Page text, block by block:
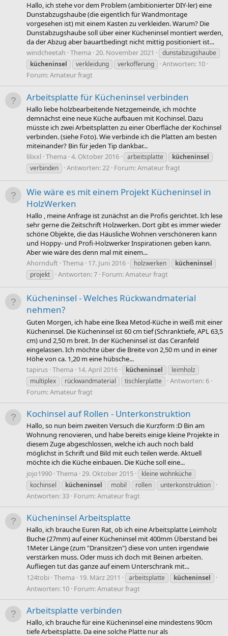
Hallo, ich stehe vor dem Problem (ambitionierter DIY-ler) eine
Dunstabzugshaube (die eigentlich für Wandmontage
vorgesehen ist) mit einem Kasten zu verkleiden. Warum? Die
Dunstabzugshaube soll über einer Kücheninsel montiert werden,
da der Abzug aber bauartbedingt nicht mittig positioniert ist...
windcheetah Thema 20. November 2021
dunstabzugshaube
kücheninsel
verkleidung verkofferung
Antworten: 10
Forum:Amateur fragt
Arbeitsplatte für Kücheninsel verbinden
Hallo liebe holzbearbeitende Netzgemeinde, ich möchte
demnächst eine neue Küche aufbauen mit Kochinsel. Dazu
müsste ich zwei Arbeitsplatten zu einer Oberfläche der Kochinsel
verbinden. (siehe Foto). Wie verbinde ich die Platten am besten
miteinander? Bin für jeden Tip dankbar...
lilixxl Thema 4. Oktober 2016 arbeitsplatte
kücheninsel
verbinden
Antworten: 22 Forum:Amateur fragt
Wie wäre es mit einem Projekt Kücheninsel in
HolzWerken
Hallo , meine Anfrage ist zunächst an die Profis gerichtet. Ich lese
sehr gerne die Zeitschrift Holzwerken. Dort gibt es immer wieder
schöne Objekte, die das Häusliche Wohnen verschöneren kann
und Hoppy- und Profi-Holzwerker Inspirationen geben kann.
Aber wie wäre des denn mal mit einem...
Ahornduft Thema 17. Juni 2016 holzwerken
kücheninsel
projekt
Antworten: 7 Forum:Amateur fragt
Kücheninsel - Welches Rückwandmaterial
nehmen?
Guten Morgen, ich habe eine Ikea Metod-Küche in weiß mit einer
Kücheninsel. Die Kücheninsel ist 60 cm tief (Schranktiefe, APL 63,5
cm) und 2,50 m breit. In der Kücheninsel ist das Ceranfeld
eingelassen. Ich möchte über die Breite von 2,50 m und in einer
Höhe von ca. 1,20 m eine hübsche...
tapirus Thema 14. April 2016 kücheninsel
leimholz
multiplex
rückwandmaterial tischlerplatte
Antworten: 6
Forum:Amateur fragt
Kochinsel auf Rollen - Unterkonstruktion
Hallo, so nun beim zweiten Versuch die Kurzform :D Bin am
Wohnung renovieren, und habe bereits einige kleine Projekte in
diesem Zuge abgeschlossen, welche ich auch noch bald
möglichst in Schrift und Bild mit euch teilen werde. Aktuell
möchte ich die Küche einbauen. Die Küche soll eine...
jojo1990 Thema 29. Oktober 2015
kleine wohnküche
kochinsel
kücheninsel mobil rollen unterkonstruktion
Antworten: 33 Forum:Amateur fragt
Kücheninsel Arbeitsplatte
Hallo, ich brauche Euren Rat, ob ich eine Arbeitsplatte Leimholz
Buche (27mm) auf einer Kücheninsel mit 400mm Überstand bei
1Meter Länge (zum "Dransitzen") diese von unten irgendwie
verstärken muss. Oder muss ich doch mit Beinen arbeiten.
Aufliegen tut das ganze auf einem Unterschrank mit...
124tobi Thema 19. März 2011 arbeitsplatte kücheninsel
Antworten: 10 Forum:Amateur fragt
Arbeitsplatte verbinden
Hallo, ich brauche für eine Kücheninsel eine mindestens 90cm
tiefe Arbeitsplatte. Da eine solche Platte nur als